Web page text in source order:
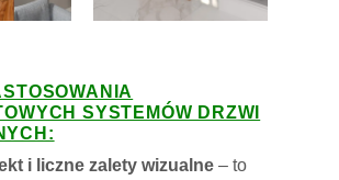
SYSTEMÓW DRZWI
i liczne zalety wizualne – to